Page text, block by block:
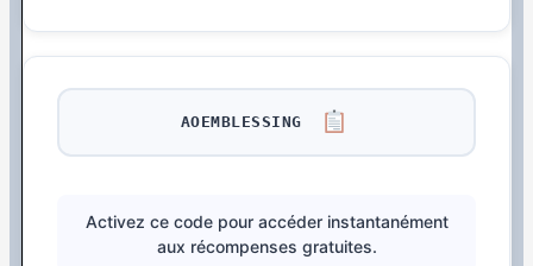
AOEMBLESSING
Activez ce code pour accéder instantanément
aux récompenses gratuites.